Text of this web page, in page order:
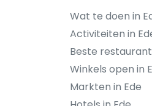
Wat te doen in
Activiteiten in
Beste
Winkels open in
Markten in Ede